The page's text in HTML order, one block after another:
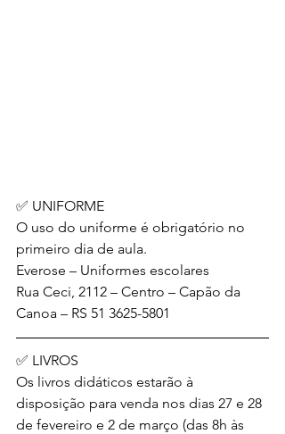
✅ UNIFORME
O uso do uniforme é obrigatório no
primeiro dia de aula.
Everose – Uniformes escolares
Rua Ceci, 2112 – Centro – Capão da
Canoa – RS 51 3625-5801
✅ LIVROS
Os livros didáticos estarão à
disposição para venda nos dias 27 e 28
de fevereiro e 2 de março (das 8h às